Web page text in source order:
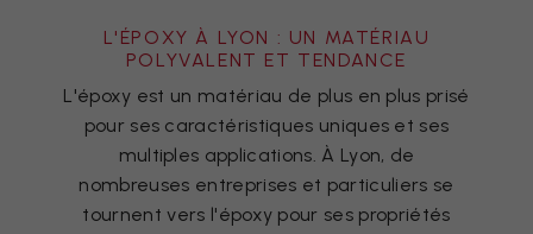
L'ÉPOXY À LYON : UN MATÉRIAU
POLYVALENT ET TENDANCE
L'époxy est un matériau de plus en plus prisé
pour ses caractéristiques uniques et ses
multiples applications. À Lyon, de
nombreuses entreprises et particuliers se
tournent vers l'époxy pour ses propriétés